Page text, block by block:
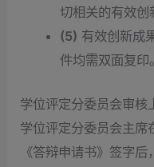
切相关的有效创
(5) 有效创新成
件均需双面复印。
学位评定分委员会审核
学位评定分委员会主席
《答辩申请书》签字